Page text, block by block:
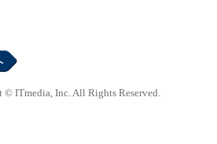
© ITmedia, Inc. All Rights Reserved.